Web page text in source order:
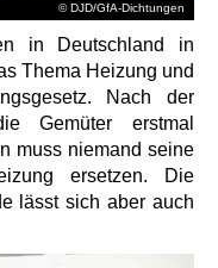
© DJD/GfA-Dichtungen
in Deutschland in
Thema Heizung und
Nach der
Gemüter erstmal
muss niemand seine
ersetzen. Die
lässt sich aber auch